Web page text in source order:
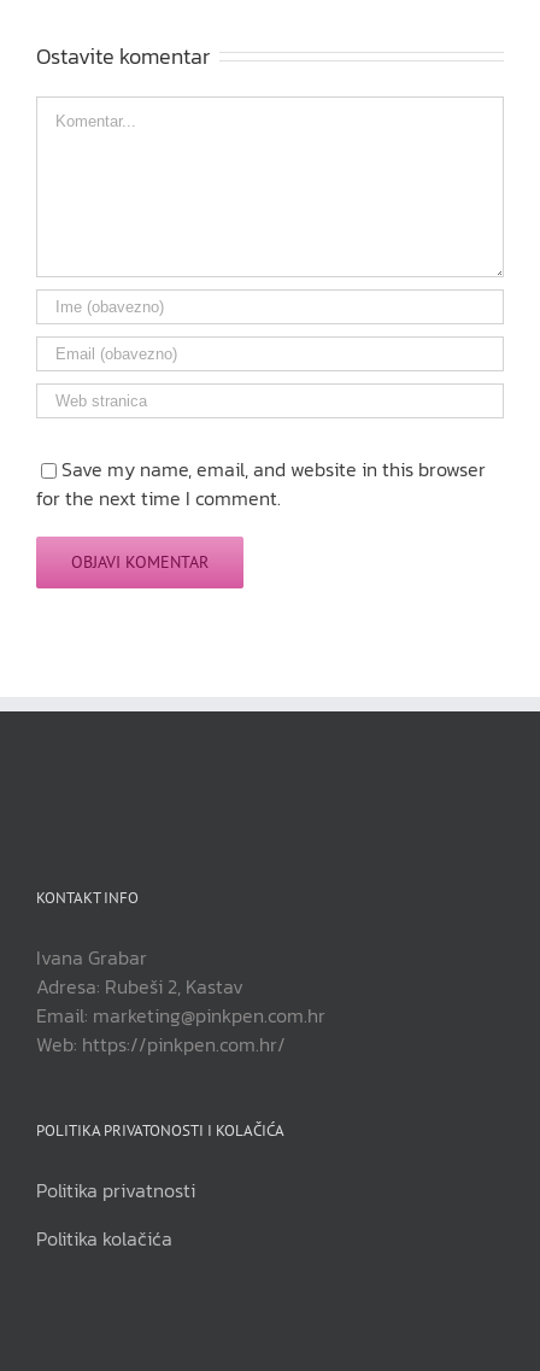
Ostavite komentar
Comment
Save my name, email, and website in this browser
for the next time I comment.
KONTAKT INFO
Ivana Grabar
Adresa: Rubeši 2, Kastav
Email: marketing@pinkpen.com.hr
Web: https://pinkpen.com.hr/
POLITIKA PRIVATONOSTI I KOLAČIĆA
Politika privatnosti
Politika kolačića